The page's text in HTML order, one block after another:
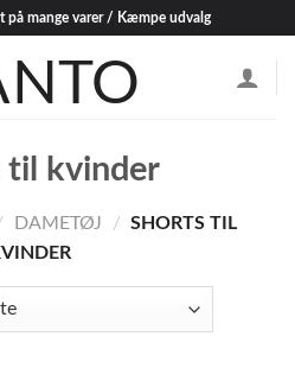
på mange varer / Kæmpe udvalg
til kvinder
DAMETØJ / SHORTS TIL